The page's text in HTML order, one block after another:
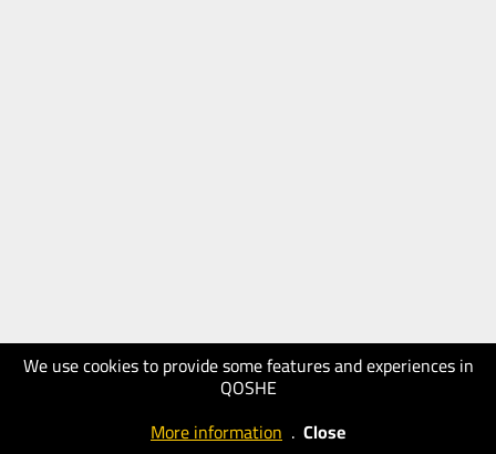
We use cookies to provide some features and experiences in
QOSHE
More information . Close